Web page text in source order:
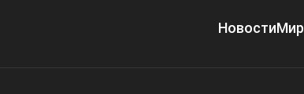
НовостиМир